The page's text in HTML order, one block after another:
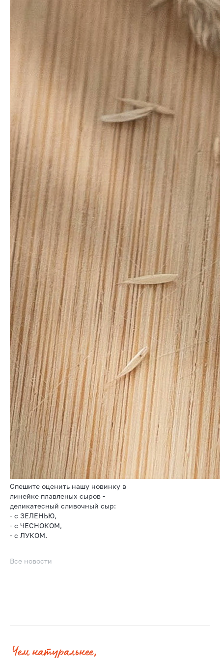
Спешите оценить нашу новинку в
линейке плавленых сыров -
деликатесный сливочный сыр:
- с ЗЕЛЕНЬЮ,
- с ЧЕСНОКОМ,
- с ЛУКОМ.
Все новости